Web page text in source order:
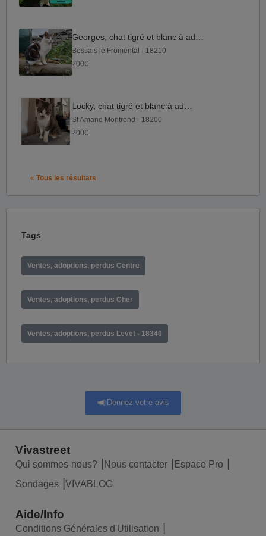
Bessais le Fromental - 18210
200€
St Amand Montrond - 18200
200€
« Tous les résultats
Tags
Ventes, adoptions, perdus Centre
Ventes, adoptions, perdus Cher
Ventes, adoptions, perdus Levet - 18340
Donnez votre avis
Vivastreet
Qui sommes-nous? Nous contacter
Espace Pro
Sondages
VIVABLOG
Aide/Info
Conditions Générales d'Utilisation